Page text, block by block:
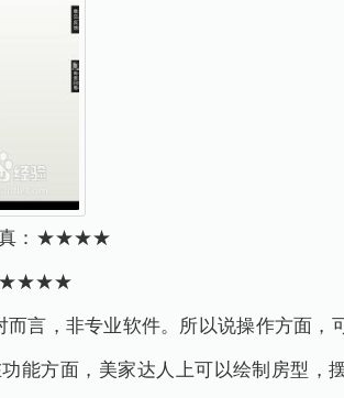
真：★★★★
★★★★
言，非专业软件。所以说操作方面，
能方面，美家达人上可以绘制房型，